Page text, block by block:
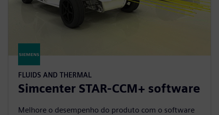
FLUIDS AND THERMAL
Simcenter STAR-CCM+ software
Melhore o desempenho do produto com o software